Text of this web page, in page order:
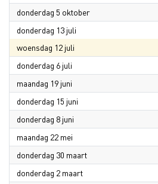
donderdag 5 oktober2023
donderdag 13 juli
woensdag 12 juli
donderdag 6 juli
maandag 19 juni
donderdag 15 juni
donderdag 8 juni
maandag 22 mei
donderdag 30 maart2023
donderdag 2 maart2023